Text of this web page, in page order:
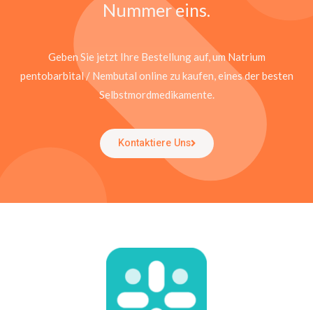
Nummer eins.
Geben Sie jetzt Ihre Bestellung auf, um Natrium
pentobarbital / Nembutal online zu kaufen, eines der besten
Selbstmordmedikamente.
Kontaktiere Uns